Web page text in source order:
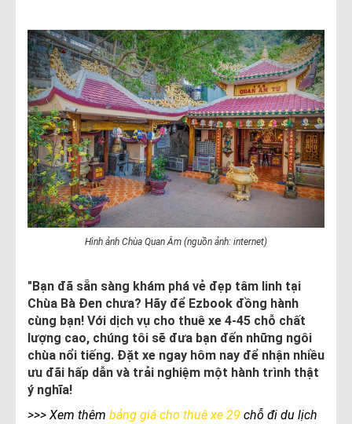
Hình ảnh Chùa Quan Âm (nguồn ảnh: internet)
"Bạn đã sẵn sàng khám phá vẻ đẹp tâm linh tại
Chùa Bà Đen chưa? Hãy để Ezbook đồng hành
cùng bạn! Với dịch vụ cho thuê xe 4-45 chỗ chất
lượng cao, chúng tôi sẽ đưa bạn đến những ngôi
chùa nổi tiếng. Đặt xe ngay hôm nay để nhận nhiều
ưu đãi hấp dẫn và trải nghiệm một hành trình thật
ý nghĩa!
>>> Xem thêm bảng giá cho thuê xe 29 chỗ đi du lịch